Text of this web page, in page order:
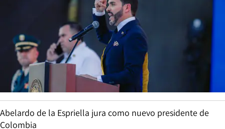
Abelardo de la Espriella jura como nuevo presidente de
Colombia